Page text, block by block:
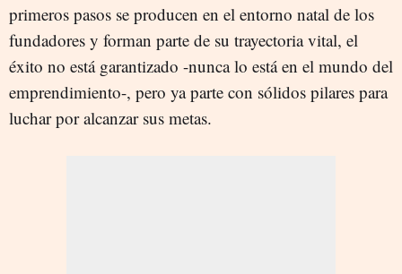
primeros pasos se producen en el entorno natal de los
fundadores y forman parte de su trayectoria vital, el
éxito no está garantizado -nunca lo está en el mundo del
emprendimiento-, pero ya parte con sólidos pilares para
luchar por alcanzar sus metas.